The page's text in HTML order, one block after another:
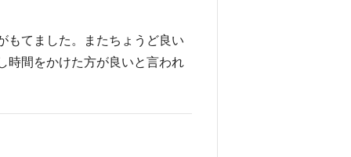
もてました。またちょうど良い
時間をかけた方が良いと言われ